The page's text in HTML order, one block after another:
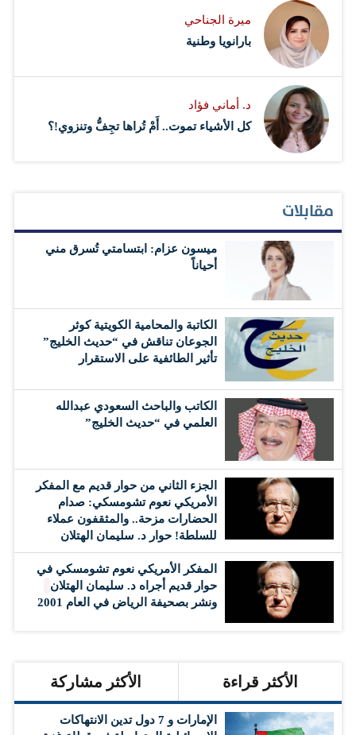
ميرة الجناحي
بارانويا وطنية
د. أماني فؤاد
كل الأشياء تموت.. أَمْ تُراها تجِفُّ وتنزوي!؟
مقابلات
ميسون عزام: ابتسامتي تُسرق مني
أحياناً
الكاتبة والمحامية الكويتية كوثر
الجوعان تناقش في “حديث الخليج”
تأثير الطائفية على الاستقرار
الكاتب والباحث السعودي عبدالله
العلمي في “حديث الخليج”
الجزء الثاني من حوار قديم مع المفكر
الأمريكي نعوم تشومسكي: صدام
الحضارات مزحة.. والمثقفون عملاء
للسلطة! حوار د. سليمان الهتلان
المفكر الأمريكي نعوم تشومسكي في
حوار قديم أجراه د. سليمان الهتلان
ونشر بصحيفة الرياض في العام 2001
الأكثر قراءة الأكثر مشاركة
الإمارات و 7 دول تدين الانتهاكات